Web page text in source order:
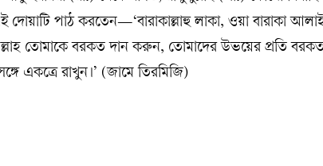
পাঠ করতেন—‘বারাকাল্লাহু লাকা, ওয়া বারাকা
তোমাকে বরকত দান করুন, তোমাদের উভয়ের প্রতি
একত্রে রাখুন।’ (জামে তিরমিজি)